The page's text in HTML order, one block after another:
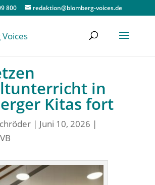
800 redaktion@blomberg-voices.de
in
Kitas fort
| Juni 10, 2026 |